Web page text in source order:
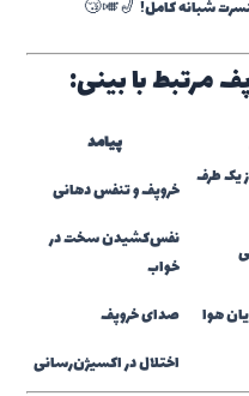
شبانه کامل! 🎷🎺😴
مرتبط با بینی:
پیامد
یک طرف
خروپف و تنفس دهانی
نفس‌کشیدن سخت در
خواب
هوا
صدای خروپف
اختلال در اکسیژن‌رسانی